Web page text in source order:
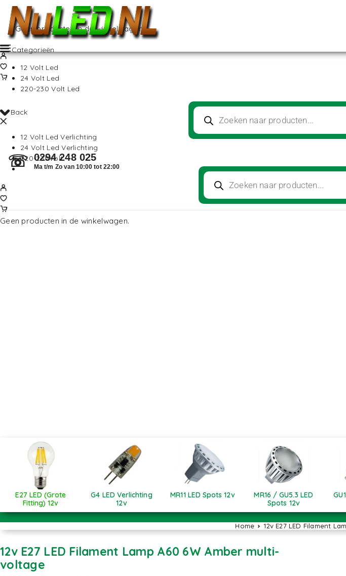
Geen producten in de winkelwagen.
Back
12 Volt Led Verlichting
24 Volt Led Verlichting
220-230Volt
Categorieën
12 Volt Led
24 Volt Led
220-230 Volt Led
☏ 0294 248 025
Ma t/m Zo van 10:00 tot 22:00
Geen producten in de winkelwagen.
E27 LED (Grote
Fitting) 12v
G4 LED Verlichting
12v
MR11 LED Spots 12v
MR16 / GU5.3 LED
Spots 12v
Home 12v E27 LED Filament
12v E27 LED Filament Lamp A60 6W Amber multi-
voltage